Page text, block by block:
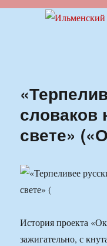
Ильменский
словаков
свете»
История проекта
зажигательно, с